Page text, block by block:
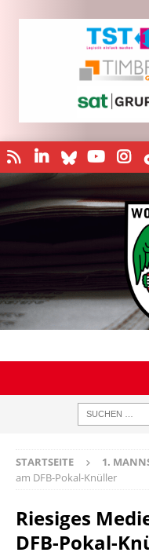
STARTSEITE 1.
am DFB-Pokal-Knüller
Riesiges
DFB-Pokal-